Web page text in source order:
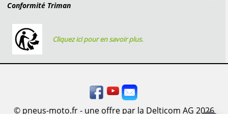
Inscription partenaire de
Conformité Triman
Cliquez ici pour en savoir plus.
© pneus-moto.fr - une offre par la Delticom AG 2026